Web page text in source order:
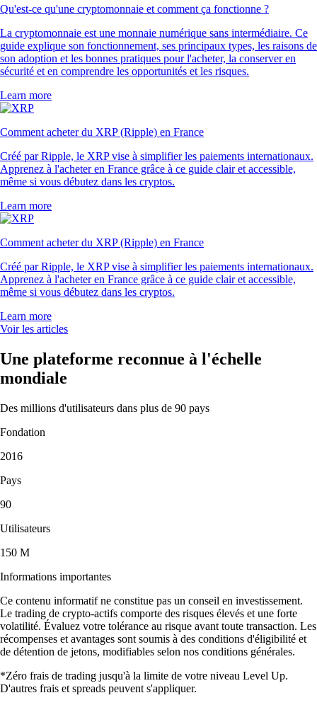
Qu'est-ce qu'une cryptomonnaie et comment ça fonctionne ?
La cryptomonnaie est une monnaie numérique sans intermédiaire. Ce
guide explique son fonctionnement, ses principaux types, les raisons de
son adoption et les bonnes pratiques pour l'acheter, la conserver en
sécurité et en comprendre les opportunités et les risques.
Learn more
Comment acheter du XRP (Ripple) en France
Créé par Ripple, le XRP vise à simplifier les paiements internationaux.
Apprenez à l'acheter en France grâce à ce guide clair et accessible,
même si vous débutez dans les cryptos.
Learn more
Comment acheter du XRP (Ripple) en France
Créé par Ripple, le XRP vise à simplifier les paiements internationaux.
Apprenez à l'acheter en France grâce à ce guide clair et accessible,
même si vous débutez dans les cryptos.
Learn more
Voir les articles
Une plateforme reconnue à l'échelle
mondiale
Des millions d'utilisateurs dans plus de 90 pays
Fondation
2016
Pays
90
Utilisateurs
150 M
Informations importantes
Ce contenu informatif ne constitue pas un conseil en investissement.
Le trading de crypto-actifs comporte des risques élevés et une forte
volatilité. Évaluez votre tolérance au risque avant toute transaction. Les
récompenses et avantages sont soumis à des conditions d'éligibilité et
de détention de jetons, modifiables selon nos conditions générales.
*Zéro frais de trading jusqu'à la limite de votre niveau Level Up.
D'autres frais et spreads peuvent s'appliquer.